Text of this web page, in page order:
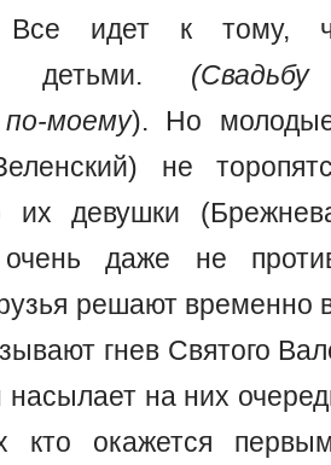
Все идет к тому,
детьми.
моему). Но
не
их девушки
очень даже не
решают временно
гнев Святого
на них
кто окажется